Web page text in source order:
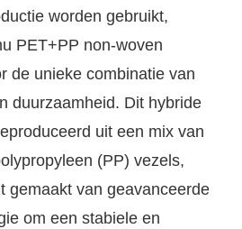
worden gebruikt,
PET+PP non-woven
de unieke combinatie van
duurzaamheid. Dit hybride
uit een mix van
(PP) vezels,
gemaakt van geavanceerde
om een ​​stabiele en